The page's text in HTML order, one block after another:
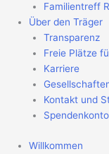
Familientreff
Über den Träger
Transparenz
Freie Plätze
Karriere
Kontakt und
Spendenkonto
Willkommen